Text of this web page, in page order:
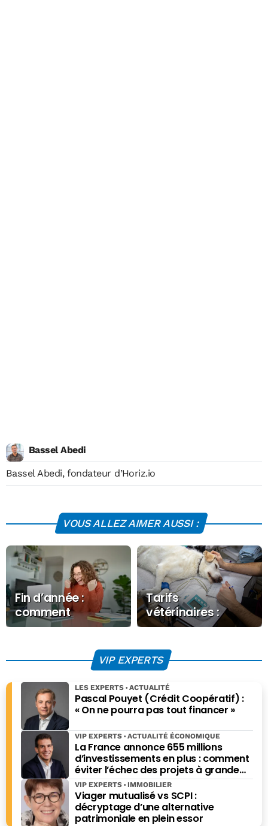
Bassel Abedi
Bassel Abedi, fondateur d’Horiz.io
VOUS ALLEZ AIMER AUSSI :
Fin d’année :
comment
remercier son
avec justesse et
Tarifs
vétérinaires :
changer de regard
VIP EXPERTS
Pascal Pouyet (Crédit Coopératif) :
« On ne pourra pas tout financer »
LES EXPERTS ACTUALITÉ
La France annonce 655 millions
d’investissements en plus : comment
éviter l’échec des projets à grande
échelle ?
VIP EXPERTS ACTUALITÉ ÉCONOMIQUE
Viager mutualisé vs SCPI :
décryptage d’une alternative
patrimoniale en plein essor
VIP EXPERTS IMMOBILIER